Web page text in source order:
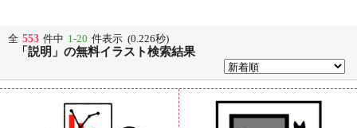
全 553 件中 1-20 件表示 (0.226秒)
「説明」の無料イラスト検索結果